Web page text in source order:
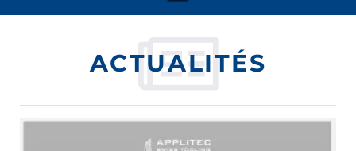
ACTUALITÉS